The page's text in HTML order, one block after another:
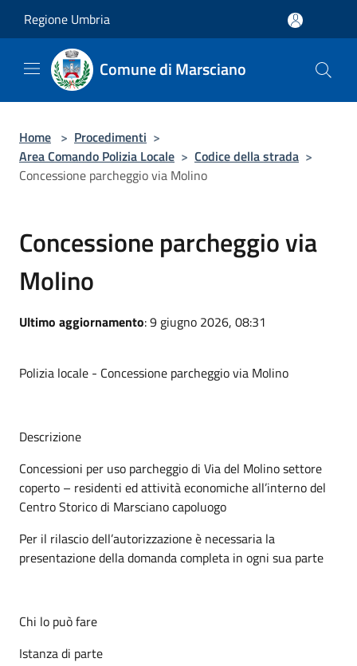
Regione Umbria
Comune di Marsciano
Home > Procedimenti >
Area Comando Polizia Locale > Codice della strada >
Concessione parcheggio via Molino
Concessione parcheggio via
Molino
Ultimo aggiornamento: 9 giugno 2026, 08:31
Polizia locale - Concessione parcheggio via Molino
Descrizione
Concessioni per uso parcheggio di Via del Molino settore
coperto – residenti ed attività economiche all’interno del
Centro Storico di Marsciano capoluogo
Per il rilascio dell’autorizzazione è necessaria la
presentazione della domanda completa in ogni sua parte
Chi lo può fare
Istanza di parte